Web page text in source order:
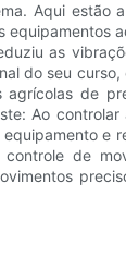
Aqui estão
as
do seu
de
Ao
e
de